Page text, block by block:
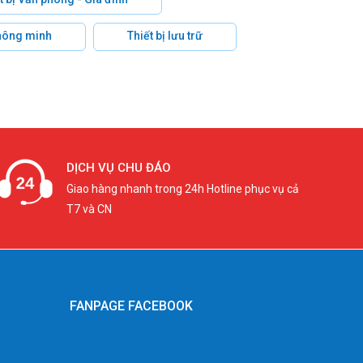
minh Thiết bị lưu trữ
DỊCH VỤ CHU ĐÁO
Giao hàng nhanh trong 24h Hotline phục vụ cả
T7 và CN
FANPAGE FACEBOOK